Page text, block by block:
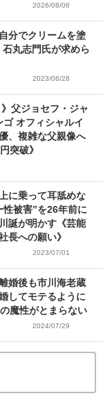
2026/08/06
分でクリームを塗
丸志門氏が求めら
2023/06/28
父ジョセフ・ジャ
オフィシャルイ
、複雑な父親像へ
突破》
に乗って耳舐めな
性被害”を26年前に
誕が明かす《芸能
長への願い》
2023/07/01
婚後も市川海老蔵
してモテるように
魔性がとまらない
2024/07/29